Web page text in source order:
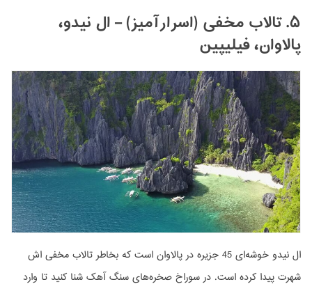
۵. تالاب مخفی (اسرارآمیز) – ال نیدو،
پالاوان، فیلیپین
ال نیدو خوشه‌ای 45 جزیره در پالاوان است که بخاطر تالاب مخفی اش
شهرت پیدا کرده است. در سوراخ صخره‌های سنگ آهک شنا کنید تا وارد